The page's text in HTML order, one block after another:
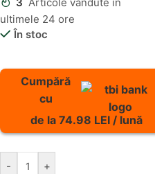
ultimele 24 ore
În stoc
Cumpără
cu
de la 74.98 LEI / lună
- +